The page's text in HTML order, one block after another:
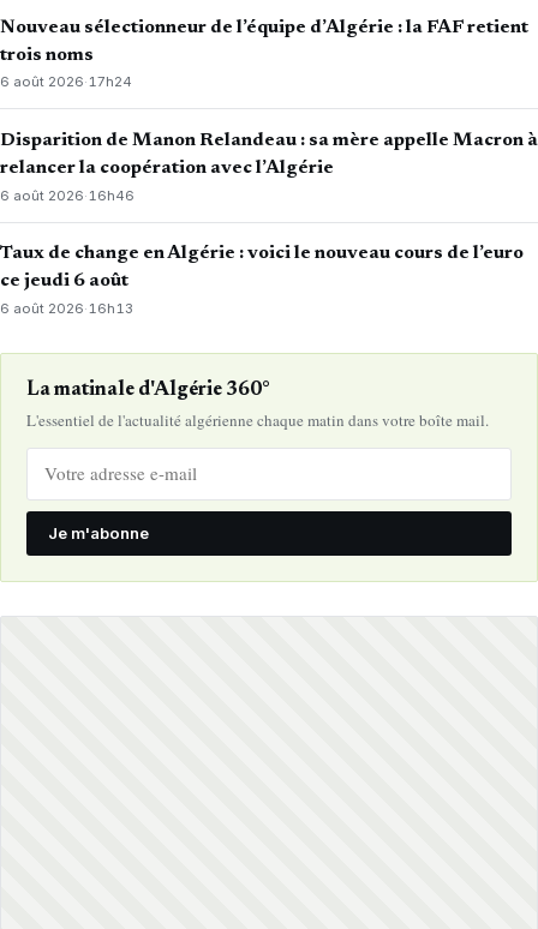
Nouveau sélectionneur de l’équipe d’Algérie : la FAF retient
trois noms
6 août 2026·17h24
Disparition de Manon Relandeau : sa mère appelle Macron à
relancer la coopération avec l’Algérie
6 août 2026· 16h46
Taux de change en Algérie : voici le nouveau cours de l’euro
ce jeudi 6 août
6 août 2026·16h13
La matinale d'Algérie 360°
L'essentiel de l'actualité algérienne chaque matin dans votre boîte mail.
Je m'abonne